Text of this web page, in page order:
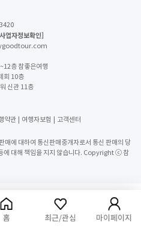
업자정보확인]
층 참좋은여행
회 10층
신관 11층
약관 여행자보험 고객센터
매에 대하여 통신판매중개자로서 통신 판매의 당
에 대해 책임을 지지 않습니다. Copyright ⓒ 참
홈 최근/관심 마이페이지